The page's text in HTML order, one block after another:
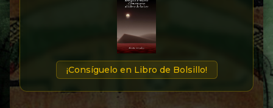
¡Consíguelo en Libro de Bolsillo!